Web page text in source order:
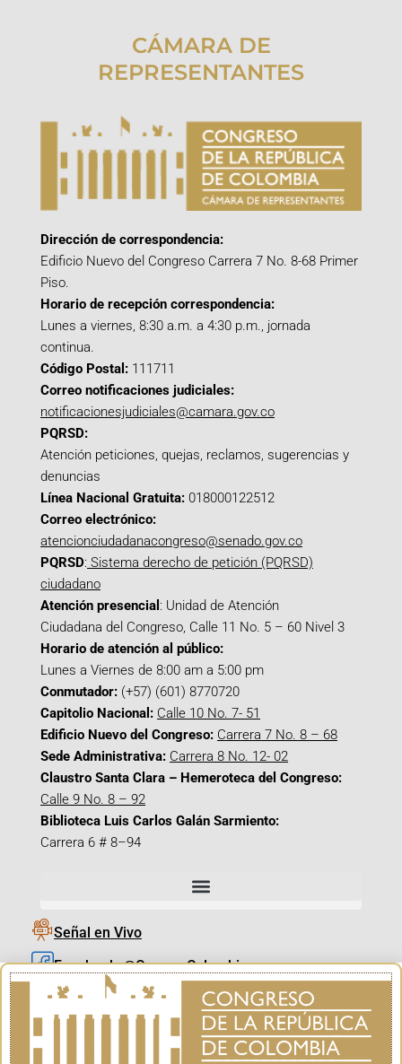
CÁMARA DE
REPRESENTANTES
Dirección de correspondencia:
Edificio Nuevo del Congreso Carrera 7 No. 8-68 Primer
Piso.
Horario de recepción correspondencia:
Lunes a viernes, 8:30 a.m. a 4:30 p.m., jornada
continua.
Código Postal: 111711
Correo notificaciones judiciales:
notificacionesjudiciales@camara.gov.co
PQRSD:
Atención peticiones, quejas, reclamos, sugerencias y
denuncias
Línea Nacional Gratuita: 018000122512
Correo electrónico:
atencionciudadanacongreso@senado.gov.co
PQRSD: Sistema derecho de petición (PQRSD)
ciudadano
Atención presencial : Unidad de Atención
Ciudadana del Congreso, Calle 11 No. 5 – 60 Nivel 3
Horario de atención al público:
Lunes a Viernes de 8:00 am a 5:00 pm
Conmutador: (+57) (601) 8770720
Capitolio Nacional: Calle 10 No. 7- 51
Edificio Nuevo del Congreso: Carrera 7 No. 8 – 68
Sede Administrativa: Carrera 8 No. 12- 02
Claustro Santa Clara – Hemeroteca del Congreso:
Calle 9 No. 8 – 92
Biblioteca Luis Carlos Galán Sarmiento:
Carrera 6 # 8–94
Señal en Vivo
Facebook_@CamaraColombia
Instagram_@CamaraColombia
X_@CamaraColombia